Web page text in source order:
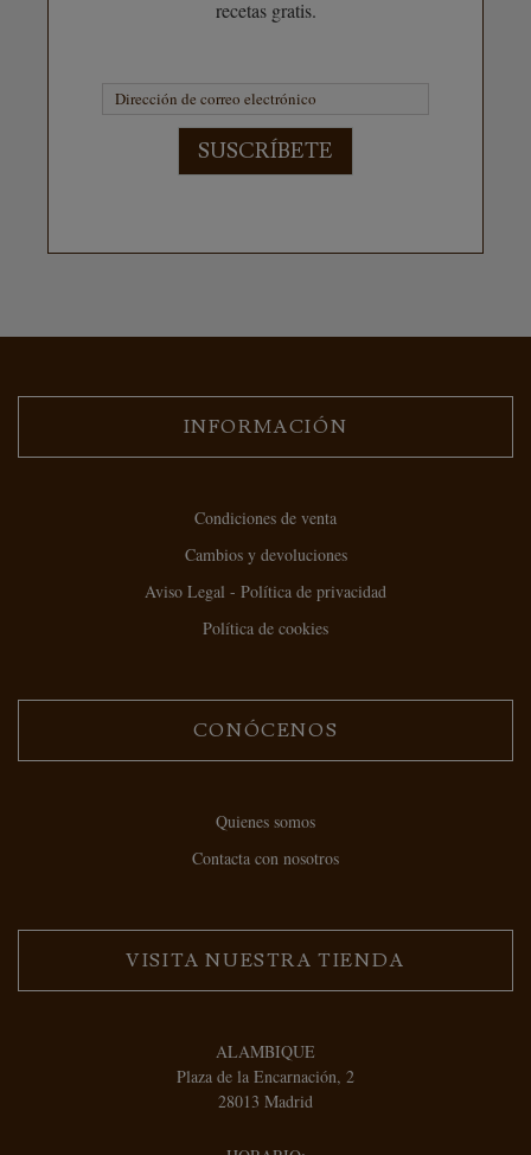
recetas gratis.
SUSCRÍBETE
INFORMACIÓN
Condiciones de venta
Cambios y devoluciones
Aviso Legal - Política de privacidad
Política de cookies
CONÓCENOS
Quienes somos
Contacta con nosotros
VISITA NUESTRA TIENDA
ALAMBIQUE
Plaza de la Encarnación, 2
28013 Madrid